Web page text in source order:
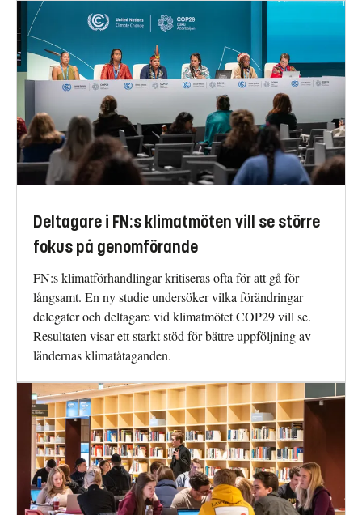
Deltagare i FN:s klimatmöten vill se större
fokus på genomförande
FN:s klimatförhandlingar kritiseras ofta för att gå för
långsamt. En ny studie undersöker vilka förändringar
delegater och deltagare vid klimatmötet COP29 vill se.
Resultaten visar ett starkt stöd för bättre uppföljning av
ländernas klimatåtaganden.